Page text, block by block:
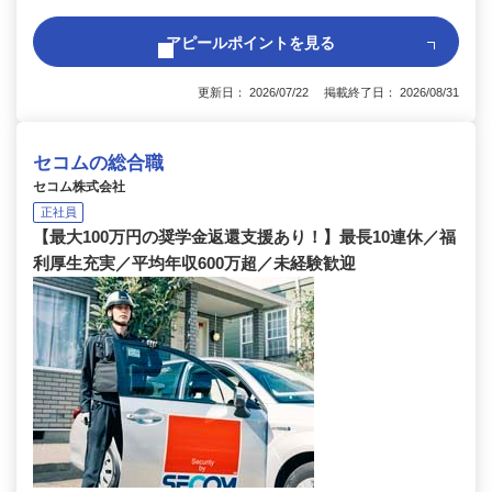
アピールポイントを見る
更新日： 2026/07/22 掲載終了日： 2026/08/31
セコムの総合職
セコム株式会社
正社員
【最大100万円の奨学金返還支援あり！】最長10連休／福
利厚生充実／平均年収600万超／未経験歓迎